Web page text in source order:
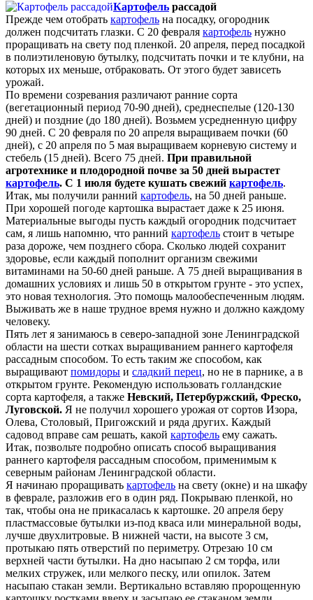
Картофель рассадой
Прежде чем отобрать картофель на посадку, огородник
должен подсчитать глазки. С 20 февраля картофель нужно
проращивать на свету под пленкой. 20 апреля, перед посадкой
в полиэтиленовую бутылку, подсчитать почки и те клубни, на
которых их меньше, отбраковать. От этого будет зависеть
урожай.
По времени созревания различают ранние сорта
(вегетационный период 70-90 дней), среднеспелые (120-130
дней) и поздние (до 180 дней). Возьмем усредненную цифру
90 дней. С 20 февраля по 20 апреля выращиваем почки (60
дней), с 20 апреля по 5 мая выращиваем корневую систему и
стебель (15 дней). Всего 75 дней. При правильной
агротехнике и плодородной почве за 50 дней вырастет
картофель. С 1 июля будете кушать свежий картофель.
Итак, мы получили ранний картофель, на 50 дней раньше.
При хорошей погоде картошка вырастает даже к 25 июня.
Материальные выгоды пусть каждый огородник подсчитает
сам, я лишь напомню, что ранний картофель стоит в четыре
раза дороже, чем позднего сбора. Сколько людей сохранит
здоровье, если каждый пополнит организм свежими
витаминами на 50-60 дней раньше. А 75 дней выращивания в
домашних условиях и лишь 50 в открытом грунте - это успех,
это новая технология. Это помощь малообеспеченным людям.
Выживать же в наше трудное время нужно и должно каждому
человеку.
Пять лет я занимаюсь в северо-западной зоне Ленинградской
области на шести сотках выращиванием раннего картофеля
рассадным способом. То есть таким же способом, как
выращивают помидоры и сладкий перец, но не в парнике, а в
открытом грунте. Рекомендую использовать голландские
сорта картофеля, а также Невский, Петербуржский, Фреско,
Луговской. Я не получил хорошего урожая от сортов Изора,
Олева, Столовый, Пригожский и ряда других. Каждый
садовод вправе сам решать, какой картофель ему сажать.
Итак, позвольте подробно описать способ выращивания
раннего картофеля рассадным способом, применимым к
северным районам Ленинградской области.
Я начинаю проращивать картофель на свету (окне) и на шкафу
в феврале, разложив его в один ряд. Покрываю пленкой, но
так, чтобы она не прикасалась к картошке. 20 апреля беру
пластмассовые бутылки из-под кваса или минеральной воды,
лучше двухлитровые. В нижней части, на высоте 3 см,
протыкаю пять отверстий по периметру. Отрезаю 10 см
верхней части бутылки. На дно насыпаю 2 см торфа, или
мелких стружек, или мелкого песку, или опилок. Затем
насыпаю стакан земли. Вертикально вставляю пророщенную